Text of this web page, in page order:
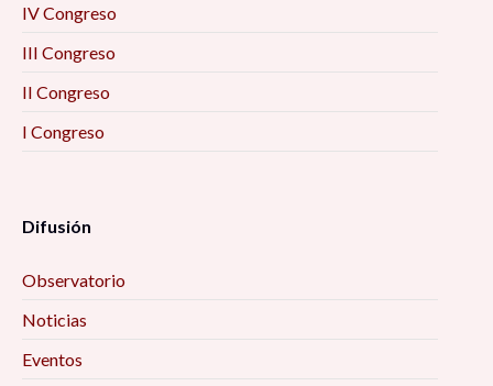
IV Congreso
III Congreso
II Congreso
I Congreso
Difusión
Observatorio
Noticias
Eventos